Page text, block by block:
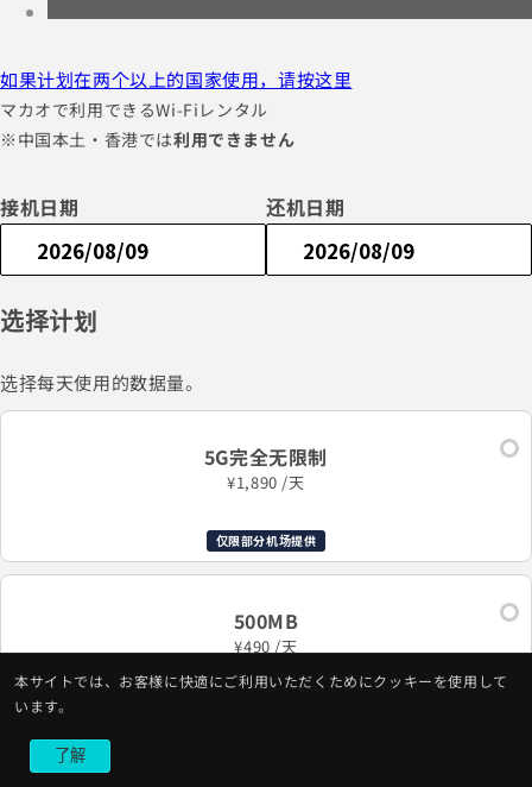
本サイトでは、お客様に快適にご利用いただくためにクッキーを使用して
います。
了解
如果计划在两个以上的国家使用，请按这里
マカオで利用できるWi-Fiレンタル
※中国本土・香港では利用できません
接机日期 还机日期
选择计划
选择每天使用的数据量。
5G完全无限制
¥1,890 /天
仅限部分机场提供
500MB
¥490 /天